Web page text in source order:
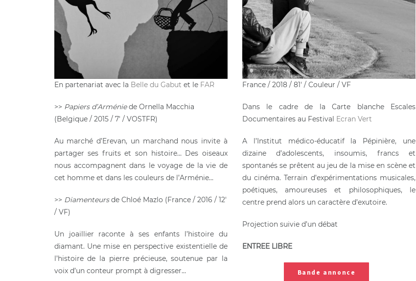
En partenariat avec la Belle du Gabut et le FAR
>> Papiers d’Arméniede Ornella Macchia
(Belgique / 2015 / 7′ / VOSTFR)
Au marché d’Erevan, un marchand nous invite à
partager ses fruits et son histoire… Des oiseaux
nous accompagnent dans le voyage de la vie de
cet homme et dans les couleurs de l’Arménie…
>> Diamenteursde Chloé Mazlo (France / 2016 / 12′
/ VF)
Un joaillier raconte à ses enfants l’histoire du
diamant. Une mise en perspective existentielle de
l’histoire de la pierre précieuse, soutenue par la
voix d’un conteur prompt à digresser…
France / 2018 / 81′ / Couleur / VF
Dans le cadre de la Carte blanche Escales
Documentaires au Festival Ecran Vert
A l’Institut médico-éducatif la Pépinière, une
dizaine d’adolescents, insoumis, francs et
spontanés se prêtent au jeu de la mise en scène et
du cinéma. Terrain d’expérimentations musicales,
poétiques, amoureuses et philosophiques, le
centre prend alors un caractère d’exutoire.
Projection suivie d’un débat
ENTREE LIBRE
Bande annonce